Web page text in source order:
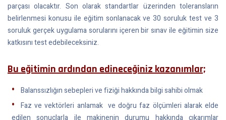
parçası olacaktır. Son olarak standartlar üzerinden toleransların
belirlenmesi konusu ile eğitim sonlanacak ve 30 soruluk test ve 3
soruluk gerçek uygulama sorularını içeren bir sınav ile eğitimin size
katkısını test edebileceksiniz.
Bu eğitimin ardından edineceğiniz kazanımlar;
Balanssızlığın sebepleri ve fiziği hakkında bilgi sahibi olmak
Faz ve vektörleri anlamak ve doğru faz ölçümleri alarak elde
edilen sonuçlarla ile makinenin durumu hakkında çıkarımlar